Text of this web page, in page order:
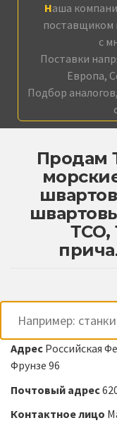
Наша компания является профессиональным
поставщиком
с
Поставки
Европа,
Подбор
Продам
ТСО,
Адрес Российская
Фрунзе 96
Почтовый адрес
Контактное лицо